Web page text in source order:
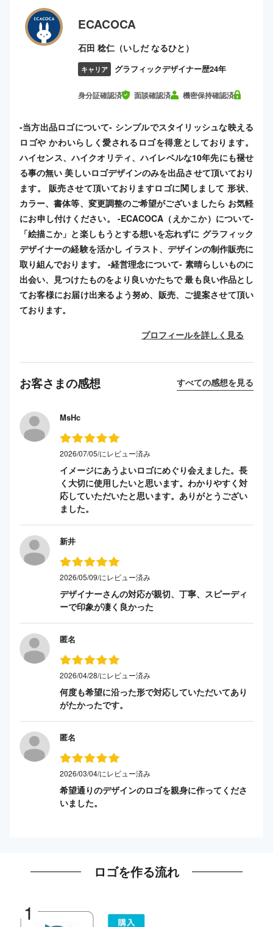
ECACOCA
石田 稔仁（いしだ なるひと）
キャリア グラフィックデザイナー歴24年
身分証確認済 面談確認済 機密保持確認済
-当方出品ロゴについて- シンプルでスタイリッシュな映える
ロゴや かわいらしく愛されるロゴを得意としております。
ハイセンス、ハイクオリティ、ハイレベルな10年先にも褪せ
る事の無い 美しいロゴデザインのみを出品させて頂いており
ます。 販売させて頂いておりますロゴに関しまして 形状、
カラー、書体等、変更調整のご希望がございましたら お気軽
にお申し付けください。 -ECACOCA（えかこか）について-
「絵描こか」と楽しもうとする想いを忘れずに グラフィック
デザイナーの経験を活かし イラスト、デザインの制作販売に
取り組んでおります。 -経営理念について- 素晴らしいものに
出会い、見つけたものをより良いかたちで 最も良い作品とし
てお客様にお届け出来るよう努め、販売、ご提案させて頂い
ております。
プロフィールを詳しく見る
お客さまの感想 すべての感想を見る
MsHc
2026/07/05/にレビュー済み
イメージにあうよいロゴにめぐり会えました。長
く大切に使用したいと思います。わかりやすく対
応していただいたと思います。ありがとうござい
ました。
新井
2026/05/09/にレビュー済み
デザイナーさんの対応が親切、丁寧、スピーディ
ーで印象が凄く良かった
匿名
2026/04/28/にレビュー済み
何度も希望に沿った形で対応していただいてあり
がたかったです。
匿名
2026/03/04/にレビュー済み
希望通りのデザインのロゴを親身に作ってくださ
いました。
ロゴを作る流れ